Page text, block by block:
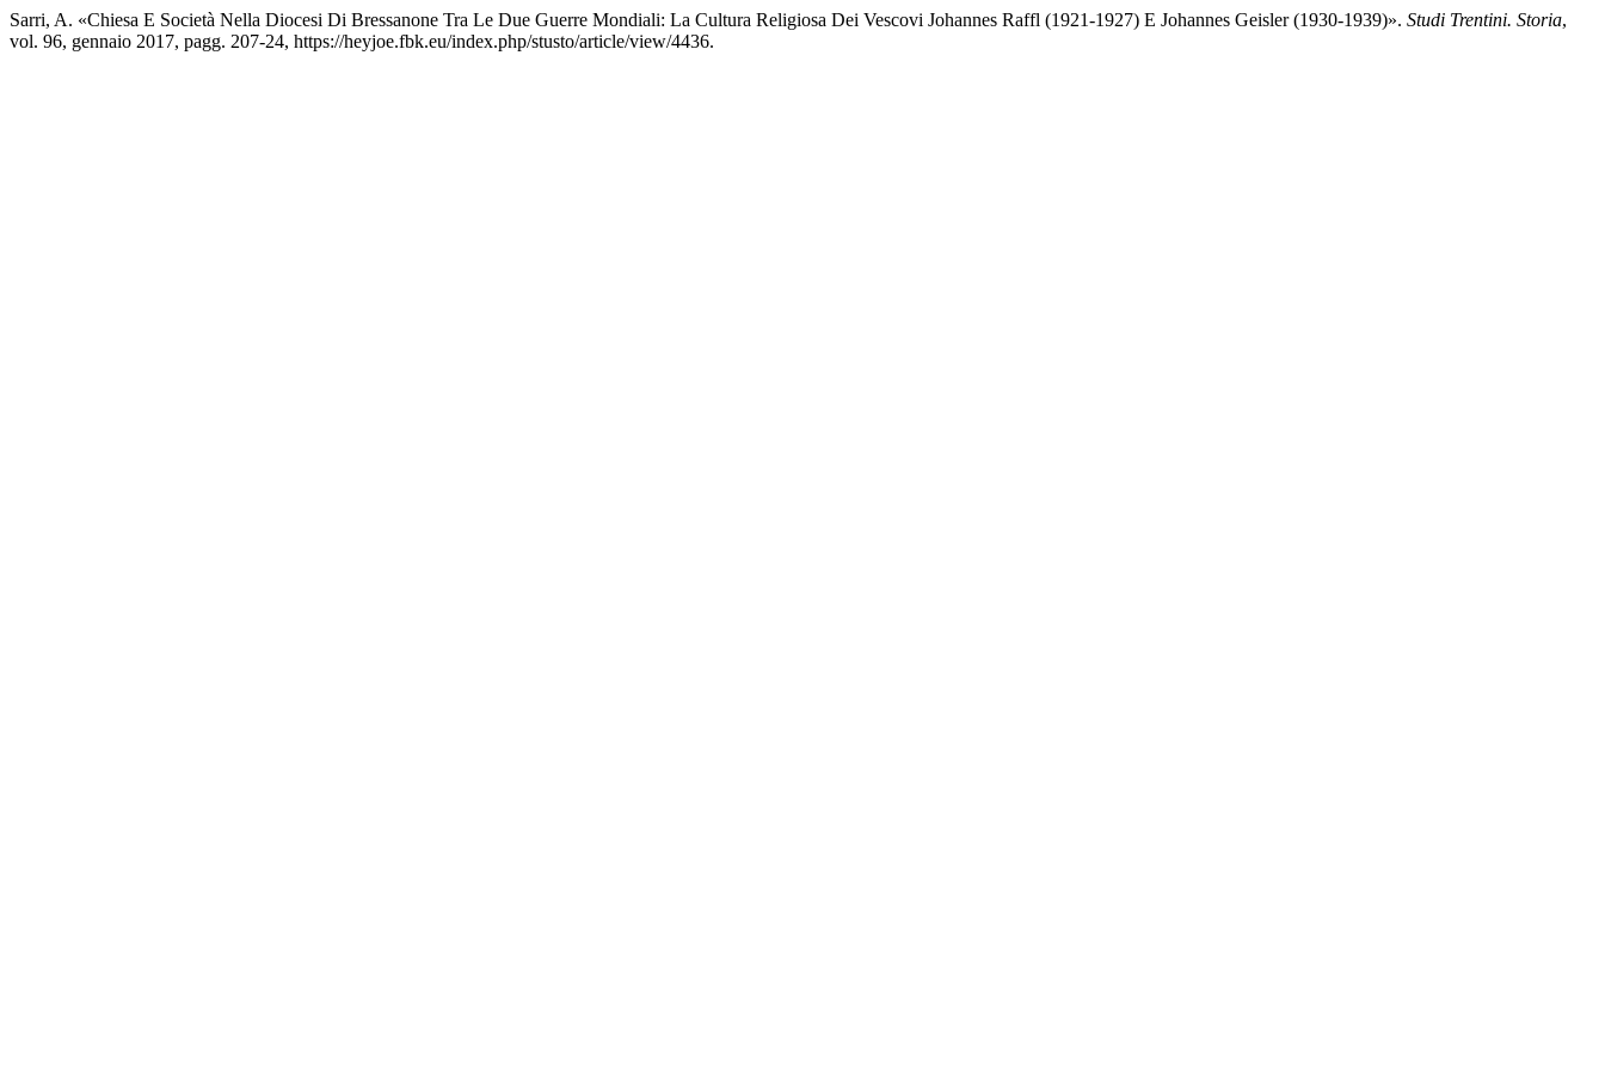
Sarri, A. «Chiesa E Società Nella Diocesi Di Bressanone Tra Le Due Guerre Mondiali: La Cultura Religiosa Dei Vescovi Johannes Raffl (1921-1927) E Johannes Geisler (1930-1939)». Studi Trentini. Storia,
vol. 96, gennaio 2017, pagg. 207-24, https://heyjoe.fbk.eu/index.php/stusto/article/view/4436.